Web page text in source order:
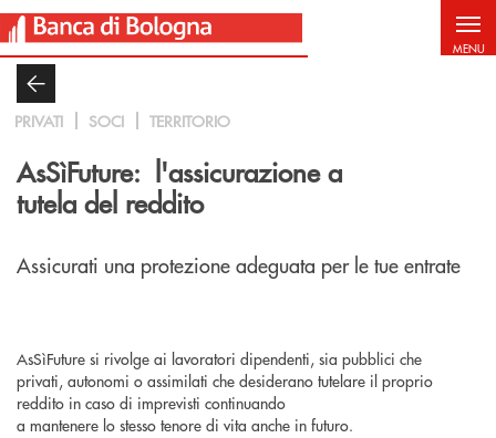
Salta al contenuto principale
MENU
PRIVATI SOCI TERRITORIO
AsSìFuture: l'assicurazione a
tutela del reddito
Assicurati una protezione adeguata per le tue entrate
AsSìFuture si rivolge ai lavoratori dipendenti, sia pubblici che
privati, autonomi o assimilati che desiderano tutelare il proprio
reddito in caso di imprevisti continuando
a mantenere lo stesso tenore di vita anche in futuro.